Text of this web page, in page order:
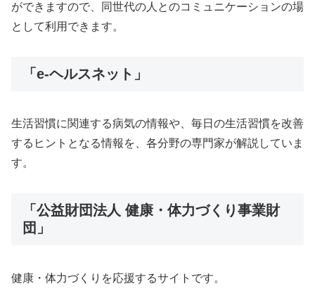
ができますので、同世代の人とのコミュニケーションの場
として利用できます。
「e-ヘルスネット」
生活習慣に関連する病気の情報や、毎日の生活習慣を改善
するヒントとなる情報を、各分野の専門家が解説していま
す。
「公益財団法人 健康・体力づくり事業財
団」
健康・体力づくりを応援するサイトです。